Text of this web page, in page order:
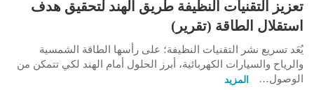
تعزيز التقنيات النظيفة طريق الهند لتحقيق هدف
استقلال الطاقة (تقرير)
يُعَد تسريع نشر التقنيات النظيفة؛ على رأسها الطاقة الشمسية
والرياح والسيارات الكهربائية، أبرز الحلول أمام الهند لكي تتمكن من
الوصول…
المزيد